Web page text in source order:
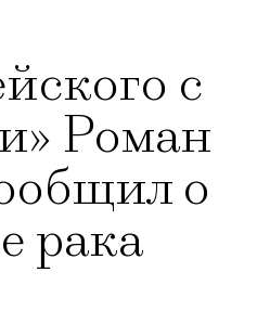
с
Роман
о
рака